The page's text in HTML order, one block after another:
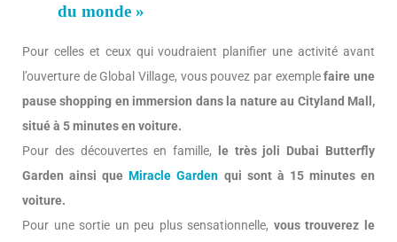
du monde »
Pour celles et ceux qui voudraient planifier une activité avant
l’ouverture de Global Village, vous pouvez par exemplefaire une
pause shopping en immersion dans la nature au Cityland Mall,
situé à 5 minutes en voiture.
Pour des découvertes en famille,
le très joli Dubai Butterfly
Garden ainsi queMiracle Garden qui sont à 15 minutes en
voiture.
Pour une sortie un peu plus sensationnelle, vous trouverez le